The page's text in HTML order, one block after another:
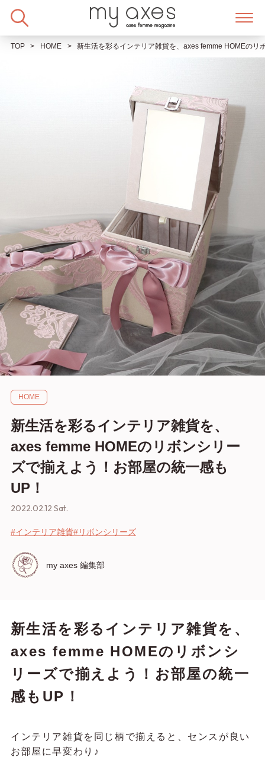
TOP HOME 新生活を彩るインテリア雑貨を、axes femme HOMEのリ
HOME
新生活を彩るインテリア雑貨を、
axes femme HOMEのリボンシリー
ズで揃えよう！お部屋の統一感も
UP！
2022.02.12 Sat.
#インテリア雑貨#リボンシリーズ
my axes 編集部
新生活を彩るインテリア雑貨を、
axes femme HOMEのリボンシ
リーズで揃えよう！お部屋の統一
感もUP！
インテリア雑貨を同じ柄で揃えると、センスが良い
お部屋に早変わり♪